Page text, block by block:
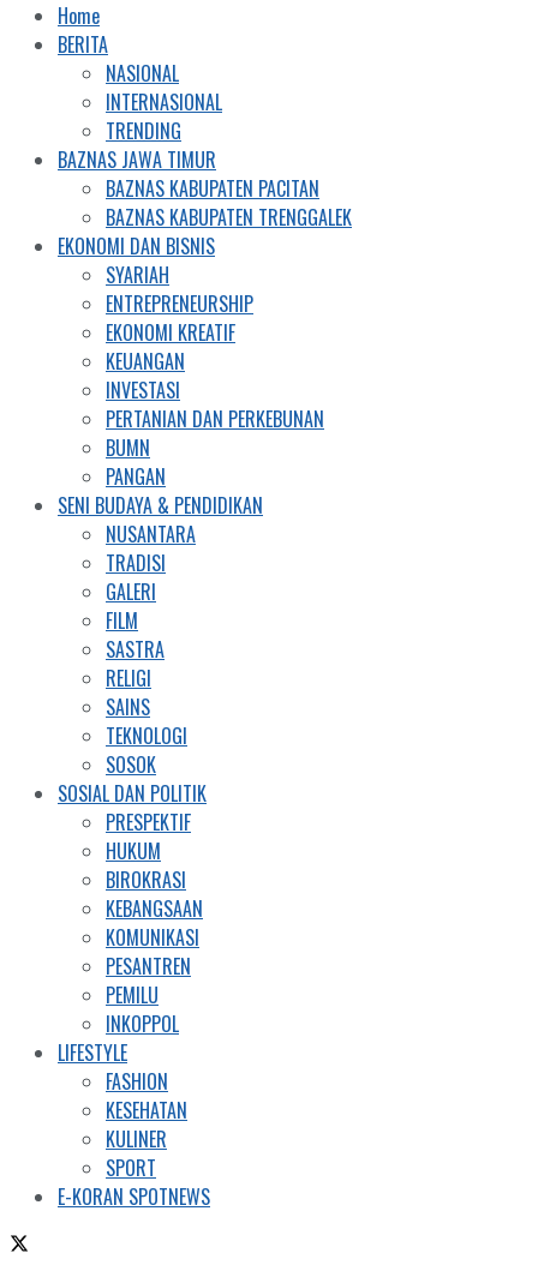
Home
BERITA
NASIONAL
INTERNASIONAL
TRENDING
BAZNAS JAWA TIMUR
BAZNAS KABUPATEN PACITAN
BAZNAS KABUPATEN TRENGGALEK
EKONOMI DAN BISNIS
SYARIAH
ENTREPRENEURSHIP
EKONOMI KREATIF
KEUANGAN
INVESTASI
PERTANIAN DAN PERKEBUNAN
BUMN
PANGAN
SENI BUDAYA & PENDIDIKAN
NUSANTARA
TRADISI
GALERI
FILM
SASTRA
RELIGI
SAINS
TEKNOLOGI
SOSOK
SOSIAL DAN POLITIK
PRESPEKTIF
HUKUM
BIROKRASI
KEBANGSAAN
KOMUNIKASI
PESANTREN
PEMILU
INKOPPOL
LIFESTYLE
FASHION
KESEHATAN
KULINER
SPORT
E-KORAN SPOTNEWS